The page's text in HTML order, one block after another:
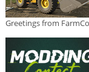
Greetings from